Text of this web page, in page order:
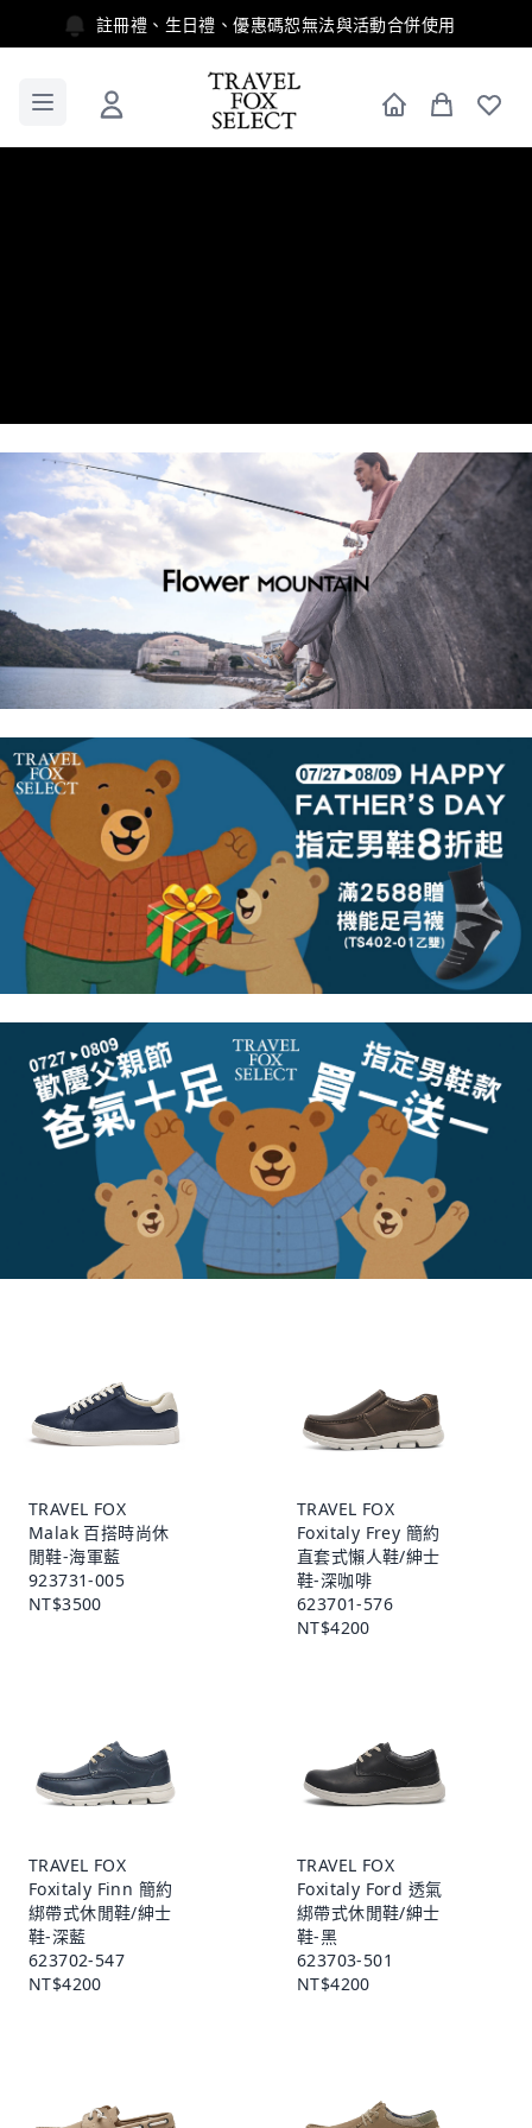
註冊禮、生日禮、優惠碼恕無法與活動合併使用
TRAVEL FOX
Malak 百搭時尚休
閒鞋-海軍藍
923731-005
NT$3500
TRAVEL FOX
Foxitaly Frey 簡約
直套式懶人鞋/紳士
鞋-深咖啡
623701-576
NT$4200
TRAVEL FOX
Foxitaly Finn 簡約
綁帶式休閒鞋/紳士
鞋-深藍
623702-547
NT$4200
TRAVEL FOX
Foxitaly Ford 透氣
綁帶式休閒鞋/紳士
鞋-黑
623703-501
NT$4200